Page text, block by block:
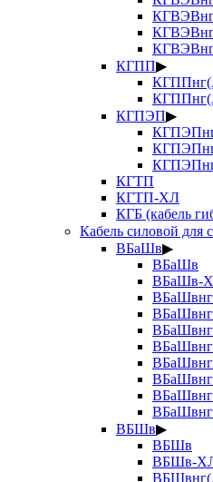
КГПП▶
КГПЭП▶
КГТП
КГТП-ХЛ
КГБ (кабель
Кабель силовой для
ВБаШв▶
ВБаШв
ВБаШв-
ВБШв▶
ВБШв
ВБШв-